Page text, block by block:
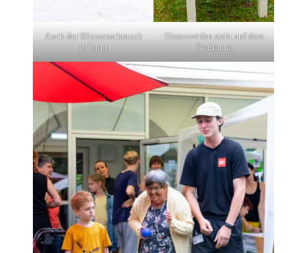
Auch der Blumenschmuck
ist bunt
Dosenwerfen steht auf dem
Programm